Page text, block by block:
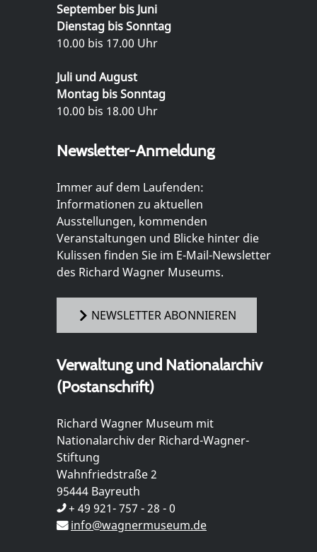
September bis Juni
Dienstag bis Sonntag
10.00 bis 17.00 Uhr
Juli und August
Montag bis Sonntag
10.00 bis 18.00 Uhr
Newsletter-Anmeldung
Immer auf dem Laufenden:
Informationen zu aktuellen
Ausstellungen, kommenden
Veranstaltungen und Blicke hinter die
Kulissen finden Sie im E-Mail-Newsletter
des Richard Wagner Museums.
NEWSLETTER ABONNIEREN
Verwaltung und Nationalarchiv
(Postanschrift)
Richard Wagner Museum mit
Nationalarchiv der Richard-Wagner-
Stiftung
Wahnfriedstraße 2
95444 Bayreuth
+ 49 921- 757 - 28 - 0
info@wagnermuseum.de